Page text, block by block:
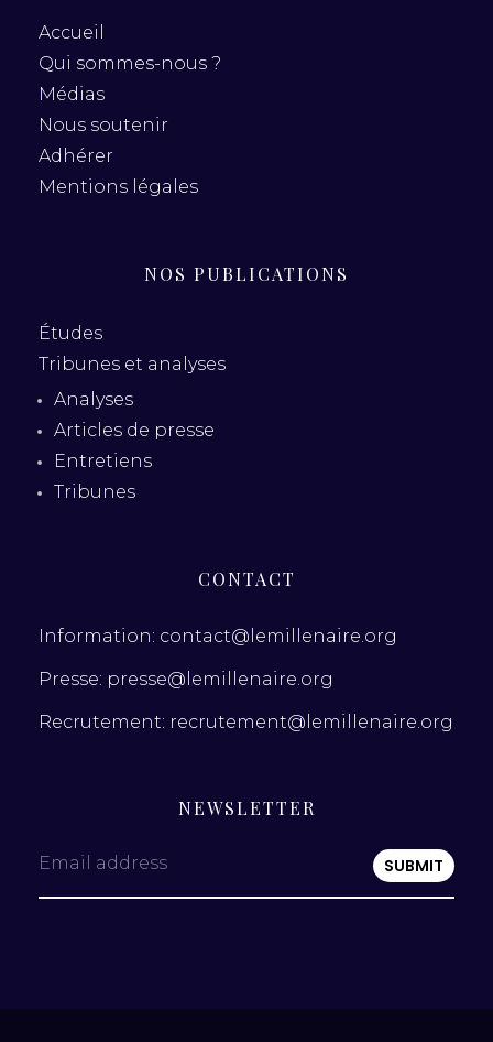
Accueil
Qui sommes-nous ?
Médias
Nous soutenir
Adhérer
Mentions légales
NOS PUBLICATIONS
Études
Tribunes et analyses
Analyses
Articles de presse
Entretiens
Tribunes
CONTACT
Information: contact@lemillenaire.org
Presse: presse@lemillenaire.org
Recrutement: recrutement@lemillenaire.org
NEWSLETTER
Email address